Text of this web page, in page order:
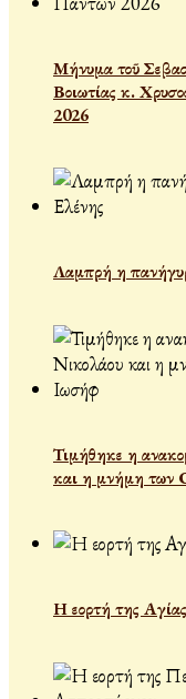
Μήνυμα τοῦ
Βοιωτίας κ.
2026
Λαμπρή η
Τιμήθηκε η
και η μνήμη των
Η εορτή της